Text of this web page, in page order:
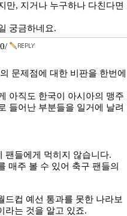
만, 지거나 누구하나 다친다면
궁금하네요.
문제점에 대한 비판을 한번에
아직도 한국이 아시아의 맹주
들어난 부분들을 일거에 날려
팬들에게 먹히지 않습니다.
매주 볼 수 있어 축구 팬들의
드컵 예선 통과를 못한 나라보
라는 것을 알고 있죠.